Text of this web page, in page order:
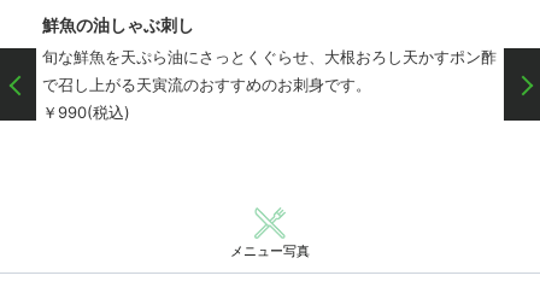
鮮魚の油しゃぶ刺し
旬な鮮魚を天ぷら油にさっとくぐらせ、大根おろし天かすポン酢
で召し上がる天寅流のおすすめのお刺身です。
￥990(税込)
メニュー写真